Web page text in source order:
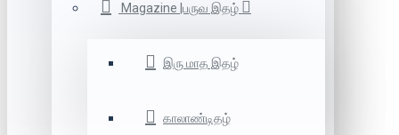
Magazine |பருவ இதழ்
இரு மாத இதழ்
காலாண்டிதழ்